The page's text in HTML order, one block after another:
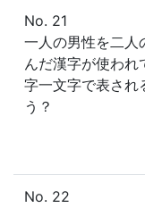
No. 21
一人の男性を二人
んだ漢字が使われ
字一文字で表され
う？
No. 22